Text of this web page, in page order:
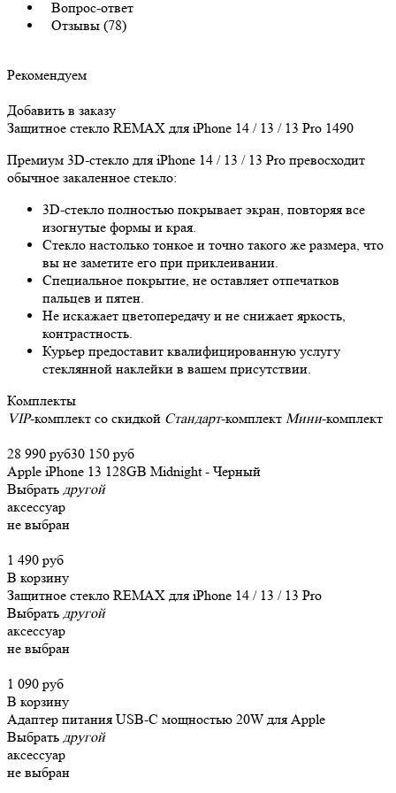
Вопрос-ответ
Отзывы (78)
Рекомендуем
Добавить в заказу
Защитное стекло REMAX для iPhone 14 / 13 / 13 Pro 1490
Премиум 3D-стекло для iPhone 14 / 13 / 13 Pro превосходит
обычное закаленное стекло:
3D-стекло полностью покрывает экран, повторяя все
изогнутые формы и края.
Стекло настолько тонкое и точно такого же размера, что
вы не заметите его при приклеивании.
Специальное покрытие, не оставляет отпечатков
пальцев и пятен.
Не искажает цветопередачу и не снижает яркость,
контрастность.
Курьер предоставит квалифицированную услугу
стеклянной наклейки в вашем присутствии.
Комплекты
VIP-комплект со скидкой Стандарт-комплект Мини-комплект
28 990 руб30 150 руб
Apple iPhone 13 128GB Midnight - Черный
Выбрать другой
аксессуар
не выбран
1 490 руб
В корзину
Защитное стекло REMAX для iPhone 14 / 13 / 13 Pro
Выбрать другой
аксессуар
не выбран
1 090 руб
В корзину
Адаптер питания USB-C мощностью 20W для Apple
Выбрать другой
аксессуар
не выбран